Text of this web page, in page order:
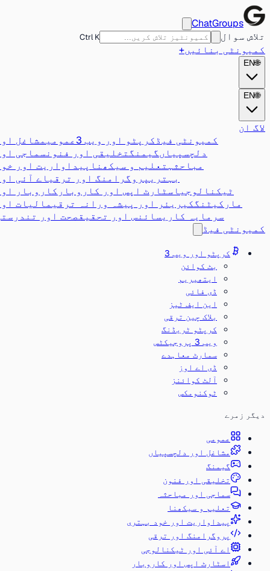
ChatGroups
تلاش سوال
Ctrl K
کمیونٹی بنائیں+
🌐
EN
🌐
EN
لاگ ان
کمیونٹی فیڈکرپٹو اور ویب 3 عمومیمشاغل اور
دلچسپیاں گیمنگتخلیقی اور فنون سماجی اور
مباحثہتعلیم و سیکھناپیداواریت اور خود
بہتری پروگرامنگ اور ترقیاے آئی اور
ٹیکنالوجیاسٹارٹ اپس اور کاروبار کاروبار اور
مارکیٹنگکیریئر اور پیشہ ورانہ ترقیمالیات اور
سرمایہ کاری سائنس اور تحقیقصحت اور تندرستی
کمیونٹی فیڈ
کرپٹو اور ویب 3
بٹ کوائن
ایتھیریم
ڈی فائی
این ایف ٹیز
بلاک چین ترقی
کرپٹو ٹریڈنگ
ویب 3 پروجیکٹس
سمارٹ معاہدے
ڈی اے اوز
آلٹ کوائنز
ٹوکنومکس
دیگر زمرے
عمومی
مشاغل اور دلچسپیاں
گیمنگ
تخلیقی اور فنون
سماجی اور مباحثہ
تعلیم و سیکھنا
پیداواریت اور خود بہتری
پروگرامنگ اور ترقی
اے آئی اور ٹیکنالوجی
اسٹارٹ اپس اور کاروبار